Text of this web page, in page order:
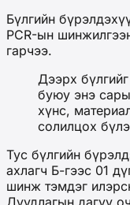
Бүлгийн
PCR-ын
гарчээ.
Дээрх
буюу энэ
хүнс,
солилцох
Тус бүлгийн
ахлагч Б-гээс 01
шинж тэмдэг